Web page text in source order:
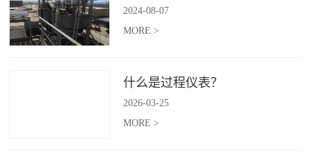
2024-08-07
MORE >
什么是过程仪表？
2026-03-25
MORE >